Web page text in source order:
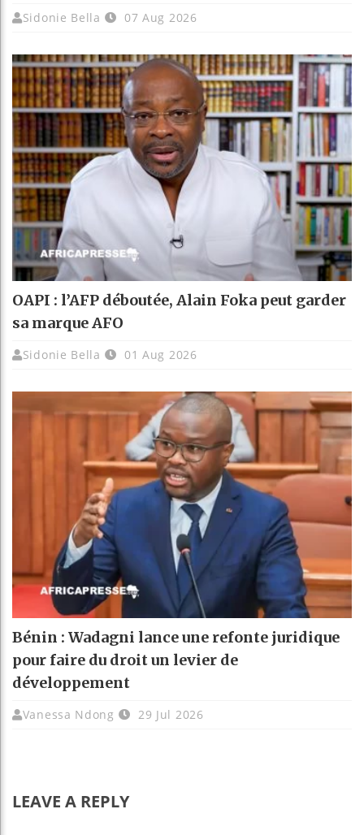
Sidonie Bella 07 Aug 2026
OAPI : l’AFP déboutée, Alain Foka peut garder
sa marque AFO
Sidonie Bella 01 Aug 2026
Bénin : Wadagni lance une refonte juridique
pour faire du droit un levier de
développement
Vanessa Ndong 29 Jul 2026
LEAVE A REPLY